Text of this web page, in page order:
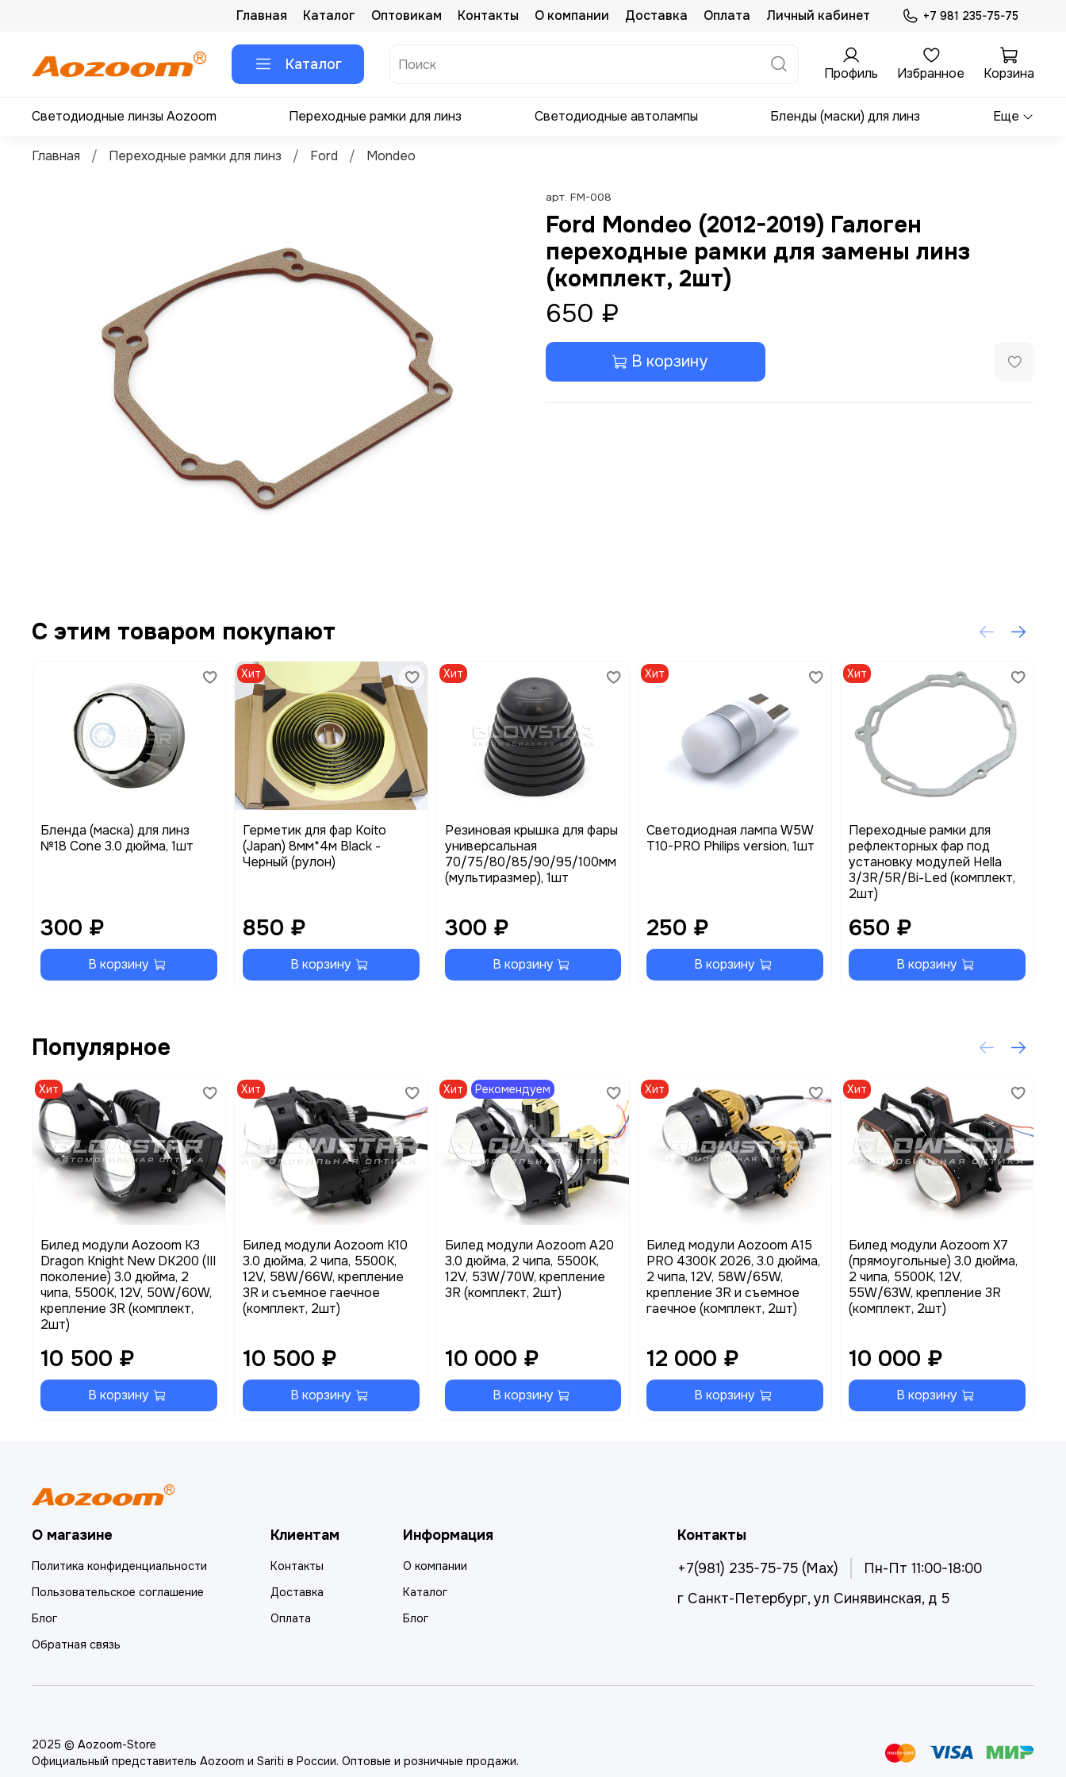
Главная Каталог Оптовикам Контакты О компании Доставка Оплата Личный кабинет +7 981 235-75-75
Каталог Профиль Избранное Корзина
Светодиодные линзы Aozoom Переходные рамки для линз Светодиодные автолампы Бленды (маски) для линз Еще
Главная Переходные рамки для линз Ford Mondeo
арт. FM-008
Ford Mondeo (2012-2019) Галоген
переходные рамки для замены линз
(комплект, 2шт)
650 ₽
В корзину
С этим товаром покупают
Бленда (маска) для линз
№18 Cone 3.0 дюйма, 1шт
300 ₽
В корзину
Хит
Герметик для фар Koito
(Japan) 8мм*4м Black -
Черный (рулон)
850 ₽
В корзину
Хит
Резиновая крышка для фары
универсальная
70/75/80/85/90/95/100мм
(мультиразмер), 1шт
300 ₽
В корзину
Хит
Светодиодная лампа W5W
T10-PRO Philips version, 1шт
250 ₽
В корзину
Хит
Переходные рамки для
рефлекторных фар под
установку модулей Hella
3/3R/5R/Bi-Led (комплект,
2шт)
650 ₽
В корзину
Популярное
Хит
Билед модули Aozoom K3
Dragon Knight New DK200 (III
поколение) 3.0 дюйма, 2
чипа, 5500K, 12V, 50W/60W,
крепление 3R (комплект,
2шт)
10 500 ₽
В корзину
Хит
Билед модули Aozoom K10
3.0 дюйма, 2 чипа, 5500K,
12V, 58W/66W, крепление
3R и съемное гаечное
(комплект, 2шт)
10 500 ₽
В корзину
Хит Рекомендуем
Билед модули Aozoom A20
3.0 дюйма, 2 чипа, 5500K,
12V, 53W/70W, крепление
3R (комплект, 2шт)
10 000 ₽
В корзину
Хит
Билед модули Aozoom A15
PRO 4300K 2026, 3.0 дюйма,
2 чипа, 12V, 58W/65W,
крепление 3R и съемное
гаечное (комплект, 2шт)
12 000 ₽
В корзину
Хит
Билед модули Aozoom X7
(прямоугольные) 3.0 дюйма,
2 чипа, 5500K, 12V,
55W/63W, крепление 3R
(комплект, 2шт)
10 000 ₽
В корзину
О магазине
Политика конфиденциальности
Пользовательское соглашение
Блог
Обратная связь
Клиентам
Контакты
Доставка
Оплата
Информация
О компании
Каталог
Блог
Контакты
+7(981) 235-75-75 (Max)
Пн-Пт 11:00-18:00
г Санкт-Петербург, ул Синявинская, д 5
2025 © Aozoom-Store
Официальный представитель Aozoom и Sariti в России. Оптовые и розничные продажи.